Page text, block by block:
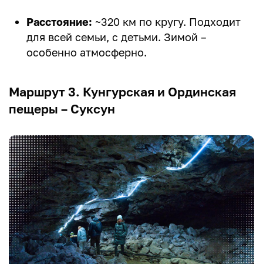
Расстояние: ~320 км по кругу. Подходит
для всей семьи, с детьми. Зимой –
особенно атмосферно.
Маршрут 3. Кунгурская и Ординская
пещеры – Суксун